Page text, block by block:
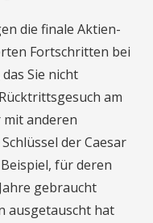
die finale Aktien-
Fortschritten bei
Sie nicht
am
anderen
der Caesar
für deren
gebraucht
ausgetauscht hat